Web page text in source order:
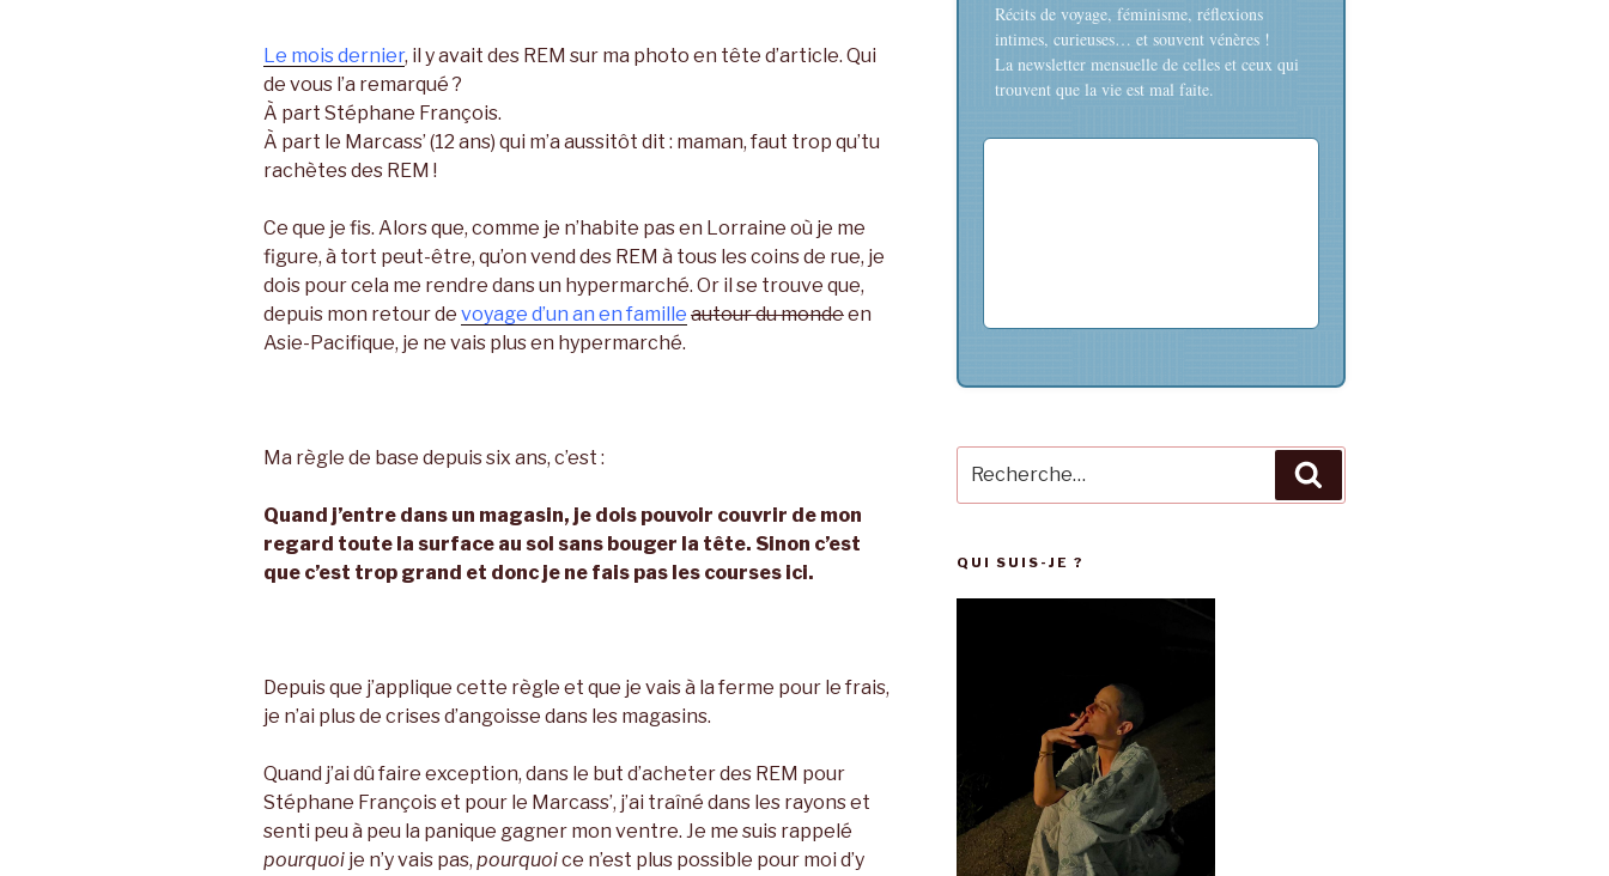
Le mois dernier, il y avait des REM sur ma photo en tête d’article. Qui
de vous l’a remarqué ?
À part Stéphane François.
À part le Marcass’ (12 ans) qui m’a aussitôt dit : maman, faut trop qu’tu
rachètes des REM !
Ce que je fis. Alors que, comme je n’habite pas en Lorraine où je me
figure, à tort peut-être, qu’on vend des REM à tous les coins de rue, je
dois pour cela me rendre dans un hypermarché. Or il se trouve que,
depuis mon retour de voyage d’un an en famille autour du mondeen
Asie-Pacifique, je ne vais plus en hypermarché.
Ma règle de base depuis six ans, c’est :
Quand j’entre dans un magasin, je dois pouvoir couvrir de mon
regard toute la surface au sol sans bouger la tête. Sinon c’est
que c’est trop grand et donc je ne fais pas les courses ici.
Depuis que j’applique cette règle et que je vais à la ferme pour le frais,
je n’ai plus de crises d’angoisse dans les magasins.
Quand j’ai dû faire exception, dans le but d’acheter des REM pour
Stéphane François et pour le Marcass’, j’ai traîné dans les rayons et
senti peu à peu la panique gagner mon ventre. Je me suis rappelé
pourquoi je n’y vais pas, pourquoice n’est plus possible pour moi d’y
Récits de voyage, féminisme, réflexions
intimes, curieuses… et souvent vénères !
La newsletter mensuelle de celles et ceux qui
trouvent que la vie est mal faite.
pour
QUI SUIS-JE ?